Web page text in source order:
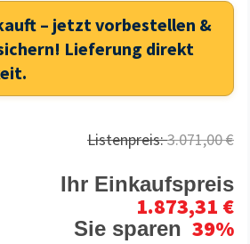
– jetzt vorbestellen &
Lieferung direkt
Listenpreis:3.071,00 €
Ihr Einkaufspreis
1.873,31 €
Sie sparen 39%